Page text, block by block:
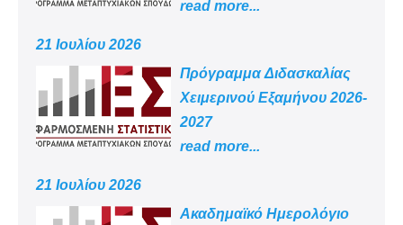
-οικονομικά δεδομένα
read more...
21 Ιουλίου 2026
Πρόγραμμα Διδασκαλίας
Χειμερινού Εξαμήνου 2026-
2027
read more...
21 Ιουλίου 2026
Aκαδημαϊκό Ημερολόγιο